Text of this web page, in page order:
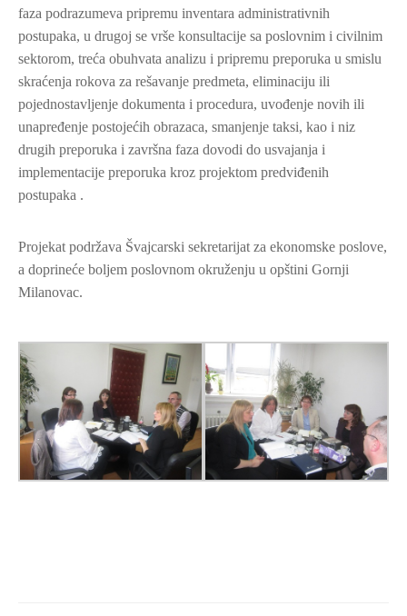
faza podrazumeva pripremu inventara administrativnih
postupaka, u drugoj se vrše konsultacije sa poslovnim i civilnim
sektorom, treća obuhvata analizu i pripremu preporuka u smislu
skraćenja rokova za rešavanje predmeta, eliminaciju ili
pojednostavljenje dokumenta i procedura, uvođenje novih ili
unapređenje postojećih obrazaca, smanjenje taksi, kao i niz
drugih preporuka i završna faza dovodi do usvajanja i
implementacije preporuka kroz projektom predviđenih
postupaka .
Projekat podržava Švajcarski sekretarijat za ekonomske poslove,
a doprineće boljem poslovnom okruženju u opštini Gornji
Milanovac.